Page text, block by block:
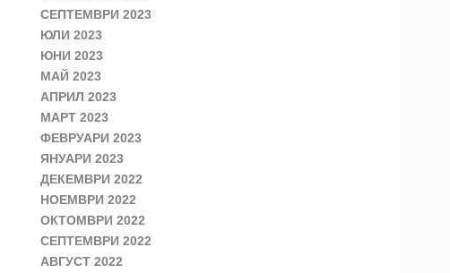
СЕПТЕМВРИ 2023
ЮЛИ 2023
ЮНИ 2023
МАЙ 2023
АПРИЛ 2023
МАРТ 2023
ФЕВРУАРИ 2023
ЯНУАРИ 2023
ДЕКЕМВРИ 2022
НОЕМВРИ 2022
ОКТОМВРИ 2022
СЕПТЕМВРИ 2022
АВГУСТ 2022